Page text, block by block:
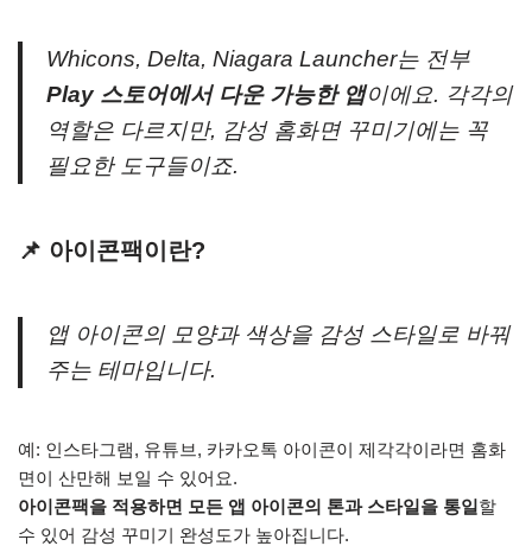
Whicons, Delta, Niagara Launcher는 전부
Play 스토어에서 다운 가능한 앱이에요. 각각의
역할은 다르지만, 감성 홈화면 꾸미기에는 꼭
필요한 도구들이죠.
📌 아이콘팩이란?
앱 아이콘의 모양과 색상을 감성 스타일로 바꿔
주는 테마입니다.
예: 인스타그램, 유튜브, 카카오톡 아이콘이 제각각이라면 홈화
면이 산만해 보일 수 있어요.
아이콘팩을 적용하면 모든 앱 아이콘의 톤과 스타일을 통일할
수 있어 감성 꾸미기 완성도가 높아집니다.